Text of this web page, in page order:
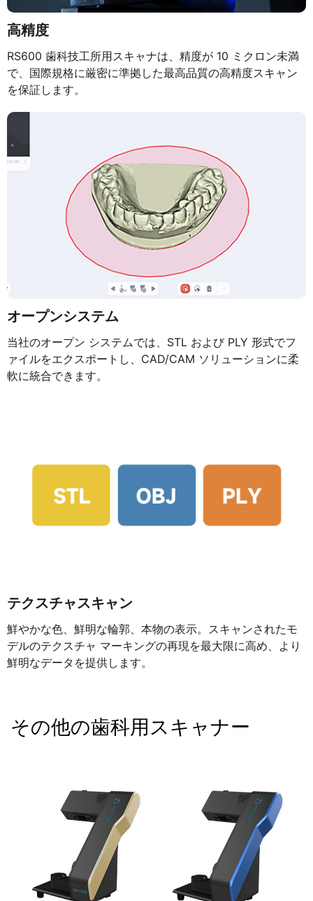
高精度
RS600 歯科技工所用スキャナは、精度が 10 ミクロン未満
で、国際規格に厳密に準拠した最高品質の高精度スキャン
を保証します。
オープンシステム
当社のオープン システムでは、STL および PLY 形式でフ
ァイルをエクスポートし、CAD/CAM ソリューションに柔
軟に統合できます。
テクスチャスキャン
鮮やかな色、鮮明な輪郭、本物の表示。スキャンされたモ
デルのテクスチャ マーキングの再現を最大限に高め、より
鮮明なデータを提供します。
その他の歯科用スキャナー